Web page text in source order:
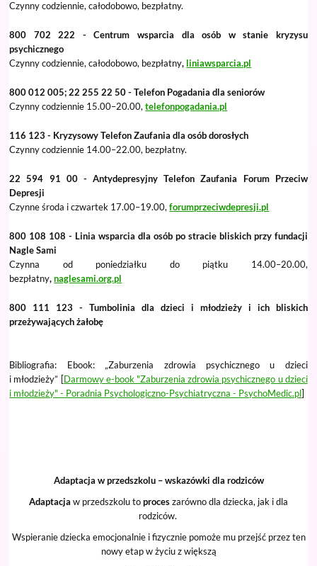
Czynny codziennie, całodobowo, bezpłatny.
800 702 222 - Centrum wsparcia dla osób w stanie kryzysu
psychicznego
Czynny codziennie, całodobowo, bezpłatny, liniawsparcia.pl
800 012 005; 22 255 22 50 - Telefon Pogadania dla seniorów
Czynny codziennie 15.00–20.00,telefonpogadania.pl
116 123 - Kryzysowy Telefon Zaufania dla osób dorosłych
Czynny codziennie 14.00–22.00, bezpłatny.
22 594 91 00 - Antydepresyjny Telefon Zaufania Forum Przeciw
Depresji
Czynne środa i czwartek 17.00–19.00,forumprzeciwdepresji.pl
800 108 108 - Linia wsparcia dla osób po stracie bliskich przy fundacji
Nagle Sami
Czynna od poniedziałku do piątku 14.00–20.00,
bezpłatny,naglesami.org.pl
800 111 123 - Tumbolinia dla dzieci i młodzieży i ich bliskich
przeżywających żałobę
Bibliografia: Ebook: „Zaburzenia zdrowia psychicznego u dzieci
i młodzieży” [Darmowy e-book "Zaburzenia zdrowia psychicznego u dzieci
i młodzieży" - Poradnia Psychologiczno-Psychiatryczna - PsychoMedic.pl]
Adaptacja w przedszkolu – wskazówki dla rodziców
Adaptacja w przedszkolu toproceszarówno dla dziecka, jak i dla
rodziców.
Wspieranie dziecka emocjonalnie i fizycznie pomoże mu przejść przez ten
nowy etap w życiu z większą